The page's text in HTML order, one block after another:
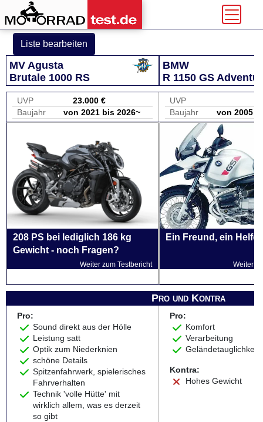
Liste bearbeiten
MV Agusta
Brutale 1000 RS
BMW
R 1150 GS
UVP
23.000 €
Baujahr
von 2021 bis 2026~
UVP
Baujahr
von 2005
208 PS bei lediglich 186 kg
Gewicht - noch Fragen?
Weiter zum Testbericht
Ein Freund, ein Helfer
Weiter
Pro und Kontra
Pro:
Sound direkt aus der Hölle
Leistung satt
Optik zum Niederknien
schöne Details
Spitzenfahrwerk, spielerisches
Fahrverhalten
Technik 'volle Hütte' mit
wirklich allem, was es derzeit
so gibt
Pro:
Komfort
Verarbeitung
Geländetauglichkeit
Kontra:
Hohes Gewicht